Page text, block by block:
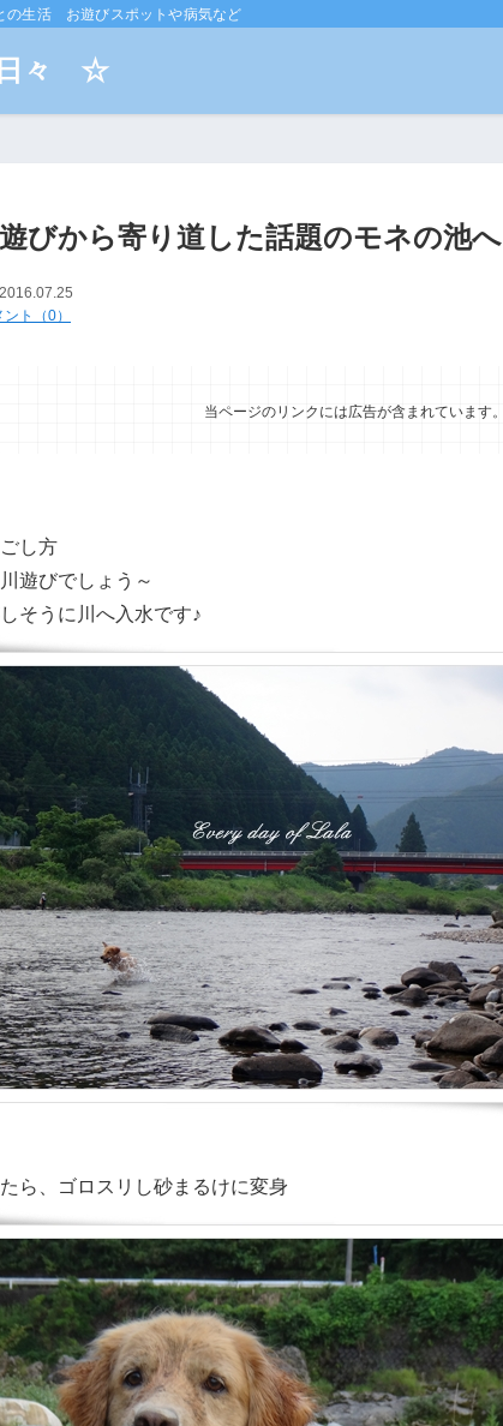
の生活 お遊びスポットや病気など
々 ☆
びから寄り道した話題のモネの池へ
2016.07.25
ント（0）
当ページのリンクには広告が含まれています。
し方
遊びでしょう～
そうに川へ入水です♪
ら、ゴロスリし砂まるけに変身